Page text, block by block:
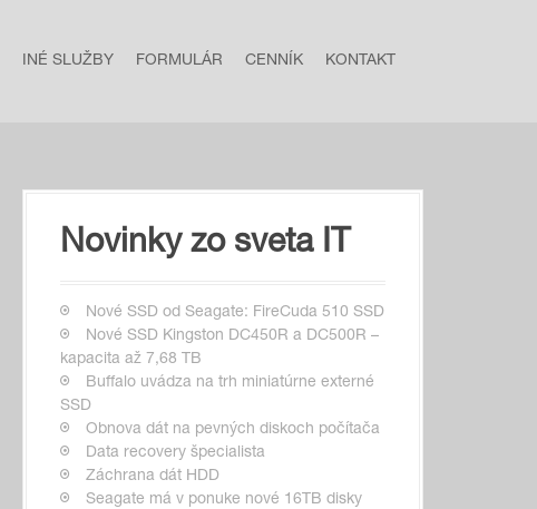
INÉ SLUŽBY FORMULÁR CENNÍK KONTAKT
Novinky zo sveta IT
Nové SSD od Seagate: FireCuda 510 SSD
Nové SSD Kingston DC450R a DC500R –
kapacita až 7,68 TB
Buffalo uvádza na trh miniatúrne externé
SSD
Obnova dát na pevných diskoch počítača
Data recovery špecialista
Záchrana dát HDD
Seagate má v ponuke nové 16TB disky